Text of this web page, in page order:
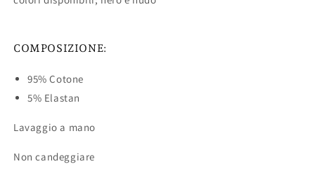
COMPOSIZIONE:
95% Cotone
5% Elastan
Lavaggio a mano
Non candeggiare